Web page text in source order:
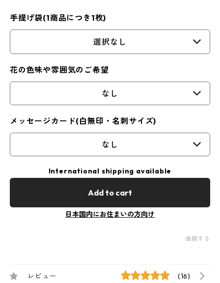
手提げ袋(1商品につき1枚)
選択なし
花の色味や雰囲気のご希望
なし
メッセージカード(白無印・名刺サイズ)
なし
International shipping available
Add to cart
日本国内にお住まいの方向け
通報する
レビュー (16)